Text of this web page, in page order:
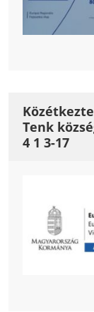
Tenk
4 1 3-17